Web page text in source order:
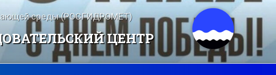
среды (РОСГИДРОМЕТ)
ЦЕНТР